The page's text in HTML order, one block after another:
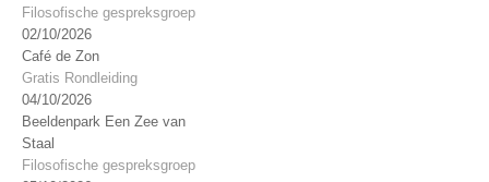
Filosofische gespreksgroep
02/10/2026
Café de Zon
Gratis Rondleiding
04/10/2026
Beeldenpark Een Zee van
Staal
Filosofische gespreksgroep